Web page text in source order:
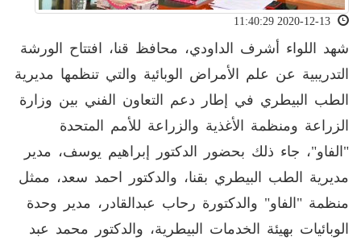
شهد اللواء أشرف الداودي، محافظ قنا، افتتاح الورشة
التدريبية عن علم الأمراض الوبائية والتي تنظمها مديرية
الطب البيطري في إطار دعم التعاون الفني بين وزارة
الزراعة ومنظمة الأغذية والزراعة للأمم المتحدة
"الفاو"، جاء ذلك بحضور الدكتور إبراهيم يوسف، مدير
مديرية الطب البيطري بقنا، والدكتور احمد سعد، ممثل
منظمة "الفاو" والدكتورة رحاب عبدالقادر، مدير وحدة
الوبائيات بهيئة الخدمات البيطرية، والدكتور محمد عبد